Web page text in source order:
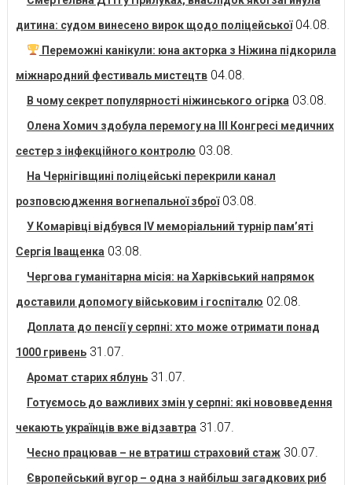
дитина: судом винесено вирок щодо поліцейської 04.08.
Переможні канікули: юна акторка з Ніжина підкорила
міжнародний фестиваль мистецтв 04.08.
В чому секрет популярності ніжинського огірка 03.08.
Олена Хомич здобула перемогу на ІІІ Конгресі медичних
сестер з інфекційного контролю 03.08.
На Чернігівщині поліцейські перекрили канал
розповсюдження вогнепальної зброї 03.08.
У Комарівці відбувся IV меморіальний турнір пам’яті
Сергія Іващенка 03.08.
Чергова гуманітарна місія: на Харківський напрямок
доставили допомогу військовим і госпіталю 02.08.
Доплата до пенсії у серпні: хто може отримати понад
1000 гривень 31.07.
Аромат старих яблунь 31.07.
Готуємось до важливих змін у серпні: які нововведення
чекають українців вже відзавтра 31.07.
Чесно працював – не втратиш страховий стаж 30.07.
Європейський вугор – одна з найбільш загадкових риб